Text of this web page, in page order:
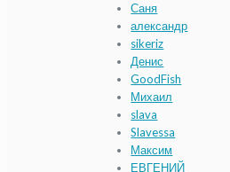
Саня
александр
sikeriz
Денис
GoodFish
Михаил
slava
Slavessa
Максим
ЕВГЕНИЙ